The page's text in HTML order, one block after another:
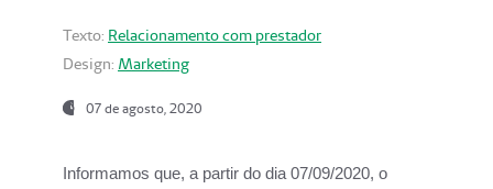
Texto: Relacionamento com prestador
Design: Marketing
07 de agosto, 2020
Informamos que, a partir do dia 07/09/2020, o